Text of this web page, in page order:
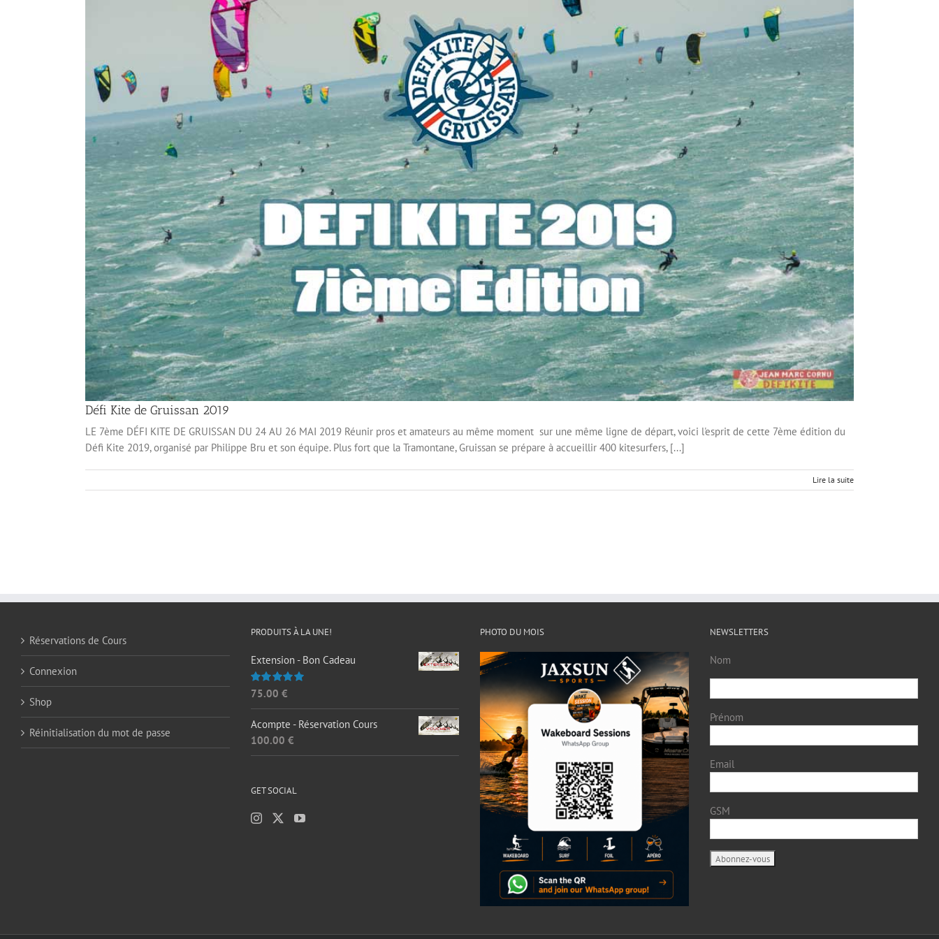
Défi Kite de Gruissan 2019
LE 7ème DÉFI KITE DE GRUISSAN DU 24 AU 26 MAI 2019 Réunir pros et amateurs au même moment sur une même ligne de départ, voici l'esprit de cette 7ème édition du
Défi Kite 2019, organisé par Philippe Bru et son équipe. Plus fort que la Tramontane, Gruissan se prépare à accueillir 400 kitesurfers, [...]
Lire la suite
Réservations de Cours
Connexion
Shop
Réinitialisation du mot de passe
PRODUITS À LA UNE!
Extension - Bon Cadeau
Note5.00
75.00 €
Acompte - Réservation Cours
100.00 €
GET SOCIAL
PHOTO DU MOIS NEWSLETTERS
Nom
Prénom
Email
GSM